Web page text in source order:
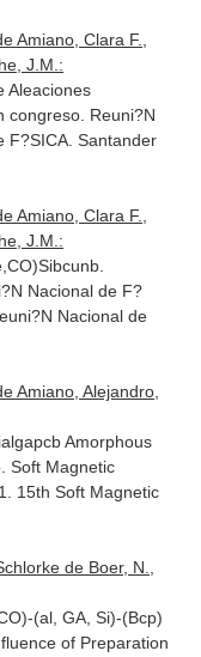
Amiano, Clara F.,
J.M.:
Aleaciones
congreso. Reuni?N
F?SICA. Santander
Amiano, Clara F.,
J.M.:
Nacional de F?
Nacional de
Amiano, Alejandro,
Amorphous
Soft Magnetic
15th Soft Magnetic
de Boer, N.,
(al, GA, Si)-(Bcp)
of Preparation